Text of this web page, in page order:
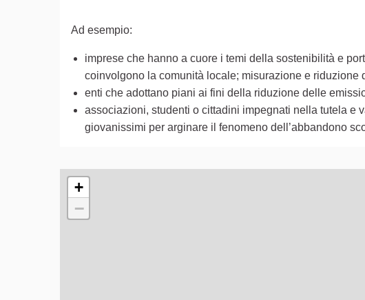
Ad esempio:
imprese che hanno a cuore i temi della sostenibilità e
coinvolgono la comunità locale; misurazione e riduzione
enti che adottano piani ai fini della riduzione delle
associazioni, studenti o cittadini impegnati nella tutela e
giovanissimi per arginare il fenomeno dell’abbandono
L'elemento seguente è una mappa che presenta gli
+
−